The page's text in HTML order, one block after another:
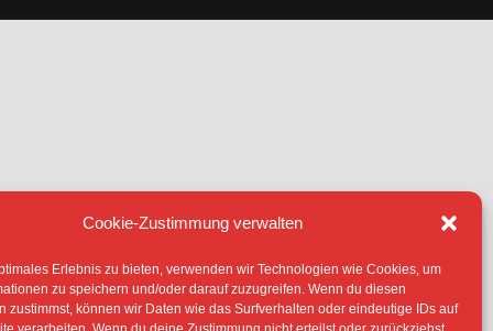
Cookie-Zustimmung verwalten
Erlebnis zu bieten, verwenden wir Technologien wie Cookies, um
zu speichern und/oder darauf zuzugreifen. Wenn du diesen
zustimmst, können wir Daten wie das Surfverhalten oder eindeutige IDs auf
(EU)
-SOFERN NICHT ANDERS
DER RECHTEINHABER